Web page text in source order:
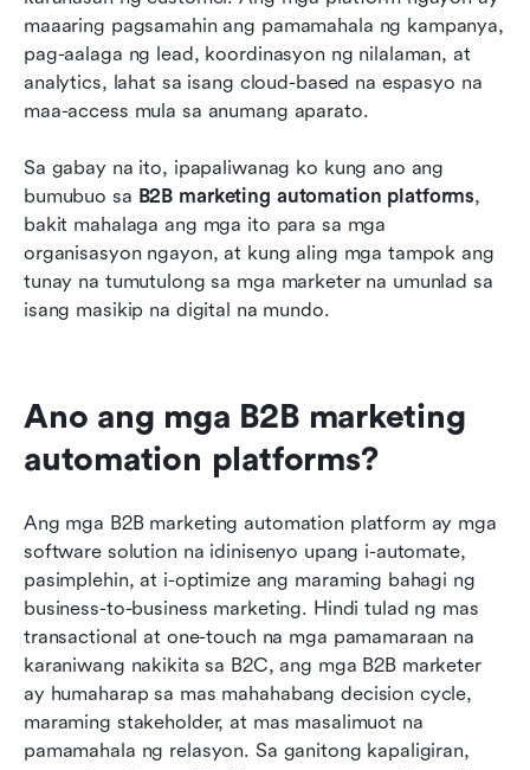
maaaring pagsamahin ang pamamahala ng kampanya,
pag-aalaga ng lead, koordinasyon ng nilalaman, at
analytics, lahat sa isang cloud-based na espasyo na
maa-access mula sa anumang aparato.
Sa gabay na ito, ipapaliwanag ko kung ano ang
bumubuo sa B2B marketing automation platforms,
bakit mahalaga ang mga ito para sa mga
organisasyon ngayon, at kung aling mga tampok ang
tunay na tumutulong sa mga marketer na umunlad sa
isang masikip na digital na mundo.
Ano ang mga B2B marketing
automation platforms?
Ang mga B2B marketing automation platform ay mga
software solution na idinisenyo upang i-automate,
pasimplehin, at i-optimize ang maraming bahagi ng
business-to-business marketing. Hindi tulad ng mas
transactional at one-touch na mga pamamaraan na
karaniwang nakikita sa B2C, ang mga B2B marketer
ay humaharap sa mas mahahabang decision cycle,
maraming stakeholder, at mas masalimuot na
pamamahala ng relasyon. Sa ganitong kapaligiran,